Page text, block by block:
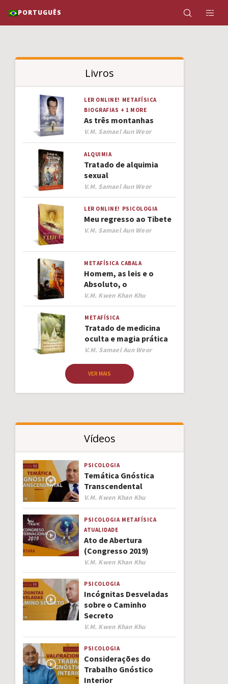
PORTUGUÊS
Livros
LER ONLINE! METAFÍSICA
BIOGRAFIAS + 1 MORE
As três montanhas
Author
V.M. Samael Aun Weor
ALQUIMIA
Tratado de alquimia
sexual
Author
V.M. Samael Aun Weor
LER ONLINE! PSICOLOGIA
Meu regresso ao Tibete
Author
V.M. Samael Aun Weor
METAFÍSICA CABALA
Homem, as leis e o
Absoluto, o
Author
V.M. Kwen Khan Khu
METAFÍSICA
Tratado de medicina
oculta e magia prática
Author
V.M. Samael Aun Weor
VER MAIS
Vídeos
PSICOLOGIA
Temática Gnóstica
Transcendental
Author
V.M. Kwen Khan Khu
PSICOLOGIA METAFÍSICA
ATUALIDADE
Ato de Abertura
(Congresso 2019)
Author
V.M. Kwen Khan Khu
PSICOLOGIA
Incógnitas Desveladas
sobre o Caminho
Secreto
Author
V.M. Kwen Khan Khu
PSICOLOGIA
Considerações do
Trabalho Gnóstico
Interior